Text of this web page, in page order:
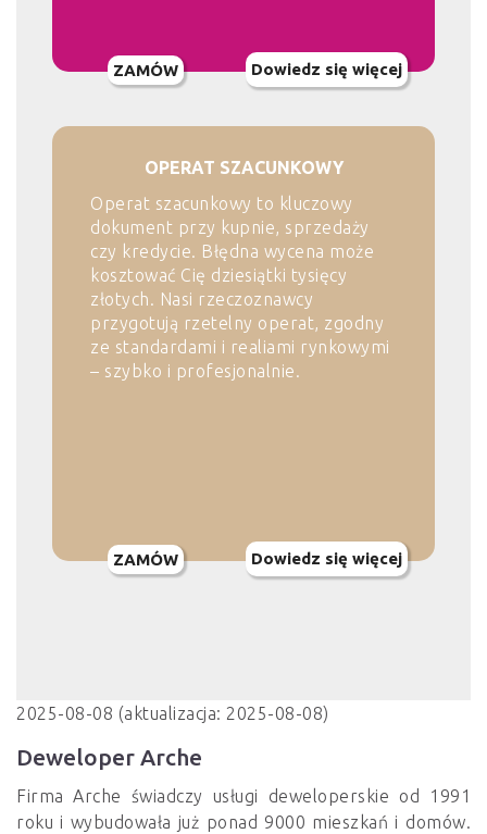
ZAMÓW Dowiedz się więcej
OPERAT SZACUNKOWY
Operat szacunkowy to kluczowy
dokument przy kupnie, sprzedaży
czy kredycie. Błędna wycena może
kosztować Cię dziesiątki tysięcy
złotych. Nasi rzeczoznawcy
przygotują rzetelny operat, zgodny
ze standardami i realiami rynkowymi
– szybko i profesjonalnie.
ZAMÓW Dowiedz się więcej
2025-08-08 (aktualizacja: 2025-08-08)
Deweloper Arche
Firma Arche świadczy usługi deweloperskie od 1991
roku i wybudowała już ponad 9000 mieszkań i domów.